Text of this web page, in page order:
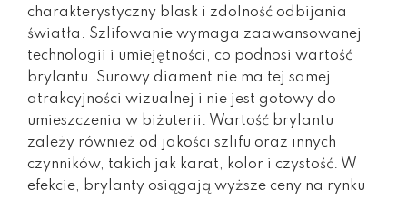
charakterystyczny blask i zdolność odbijania
światła. Szlifowanie wymaga zaawansowanej
technologii i umiejętności, co podnosi wartość
brylantu. Surowy diament nie ma tej samej
atrakcyjności wizualnej i nie jest gotowy do
umieszczenia w biżuterii. Wartość brylantu
zależy również od jakości szlifu oraz innych
czynników, takich jak karat, kolor i czystość. W
efekcie, brylanty osiągają wyższe ceny na rynku